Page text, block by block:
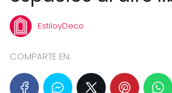
EstiloyDeco
COMPARTE EN: